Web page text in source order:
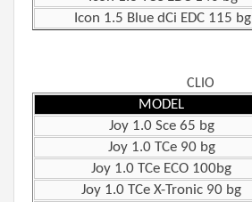
Icon 1.5 Blue dCi EDC 115 bg
CLIO
MODEL
Joy 1.0 Sce 65 bg
Joy 1.0 TCe 90 bg
Joy 1.0 TCe ECO 100bg
Joy 1.0 TCe X-Tronic 90 bg